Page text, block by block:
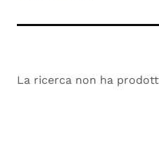
La ricerca non ha